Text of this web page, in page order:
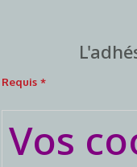
Requis *
Vos